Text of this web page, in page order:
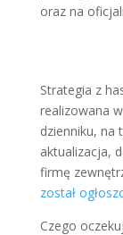
oraz na
Strategia z
realizowana
dzienniku, na
aktualizacja,
firmę
został
Czego